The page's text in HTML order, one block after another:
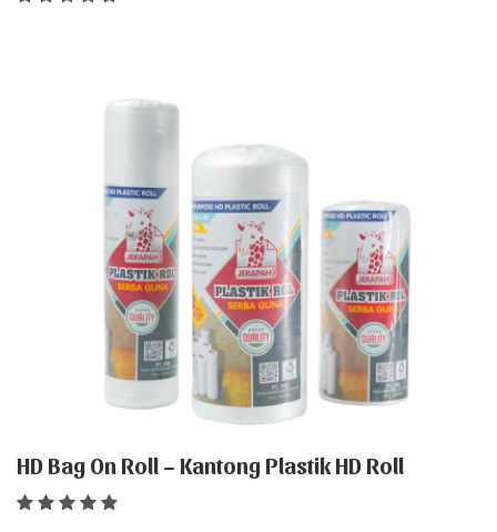
HD Bag On Roll – Kantong Plastik HD Roll